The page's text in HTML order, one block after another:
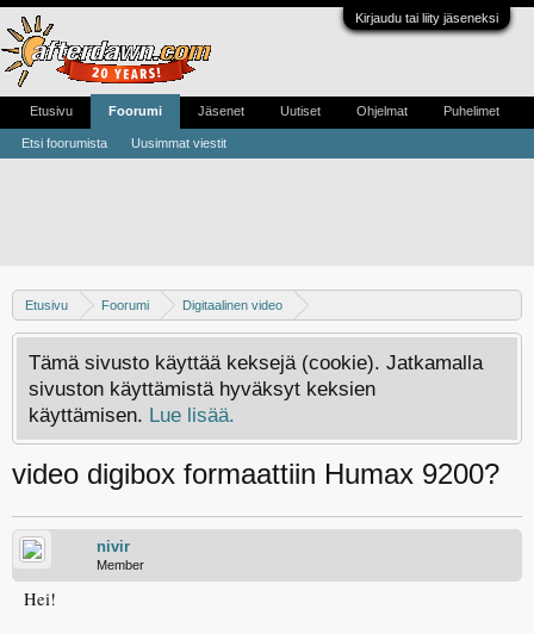
Kirjaudu tai liity jäseneksi
Etusivu Foorumi
Digitaalinen video
Digivideo-ongelmat ja -keskustelu
Tämä sivusto käyttää keksejä (cookie). Jatkamalla
sivuston käyttämistä hyväksyt keksien
käyttämisen. Lue lisää.
video digibox formaattiin Humax 9200?
nivir
Member
Hei!
Etusivu Foorumi
Etsi foorumista Uusimmat viestit
Jäsenet Uutiset Ohjelmat Puhelimet